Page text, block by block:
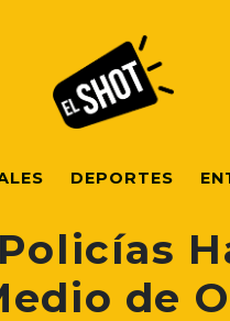
DEPORTES
de